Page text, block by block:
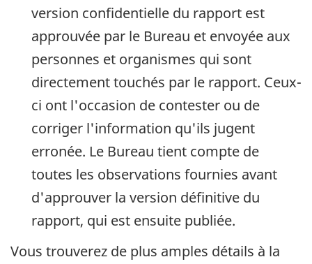
version confidentielle du rapport est
approuvée par le Bureau et envoyée aux
personnes et organismes qui sont
directement touchés par le rapport. Ceux-
ci ont l'occasion de contester ou de
corriger l'information qu'ils jugent
erronée. Le Bureau tient compte de
toutes les observations fournies avant
d'approuver la version définitive du
rapport, qui est ensuite publiée.
Vous trouverez de plus amples détails à la